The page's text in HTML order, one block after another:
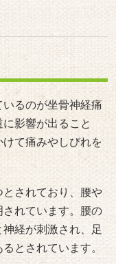
るのが坐骨神経痛
影響が出ること
て痛みやしびれを
されており、腰や
れています。腰の
経が刺激され、足
とされています。
も関係する可能性
が変化すると神経
感を強く感じる場